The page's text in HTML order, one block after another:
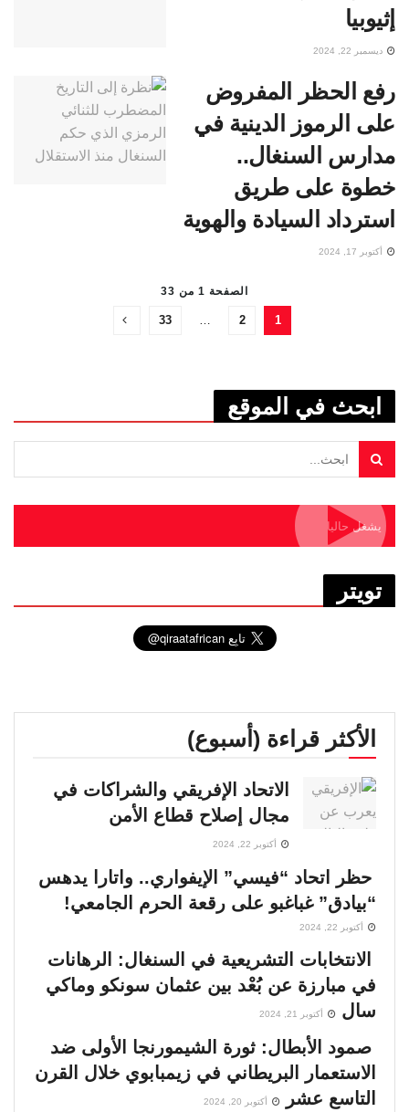
إثيوبيا
ديسمبر 22, 2024
رفع الحظر المفروض
على الرموز الدينية في
مدارس السنغال..
خطوة على طريق
استرداد السيادة والهوية
أكتوبر 17, 2024
الصفحة 1 من 33
1
2
33
ابحث في الموقع
يشغل حاليا
تويتر
الأكثر قراءة (أسبوع)
الاتحاد الإفريقي والشراكات في
مجال إصلاح قطاع الأمن
أكتوبر 22, 2024
حظر اتحاد “فيسي” الإيفواري.. واتارا يدهس
“بيادق” غباغبو على رقعة الحرم الجامعي!
أكتوبر 22, 2024
الانتخابات التشريعية في السنغال: الرهانات
في مبارزة عن بُعْد بين عثمان سونكو وماكي
سال
أكتوبر 21, 2024
صمود الأبطال: ثورة الشيمورنجا الأولى ضد
الاستعمار البريطاني في زيمبابوي خلال القرن
التاسع عشر
أكتوبر 20, 2024